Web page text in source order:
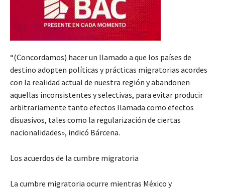
“(Concordamos) hacer un llamado a que los países de
destino adopten políticas y prácticas migratorias acordes
con la realidad actual de nuestra región y abandonen
aquellas inconsistentes y selectivas, para evitar producir
arbitrariamente tanto efectos llamada como efectos
disuasivos, tales como la regularización de ciertas
nacionalidades», indicó Bárcena.
Los acuerdos de la cumbre migratoria
La cumbre migratoria ocurre mientras México y